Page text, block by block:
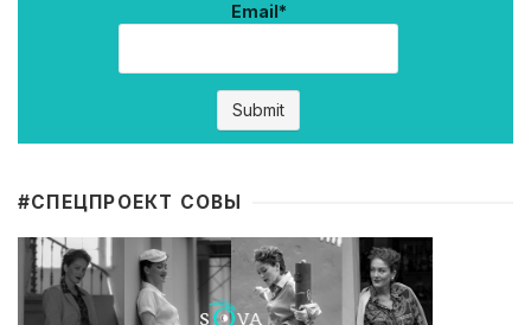
Email*
#CПЕЦПРОЕКТ СОВЫ